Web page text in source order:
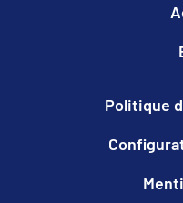
Politique